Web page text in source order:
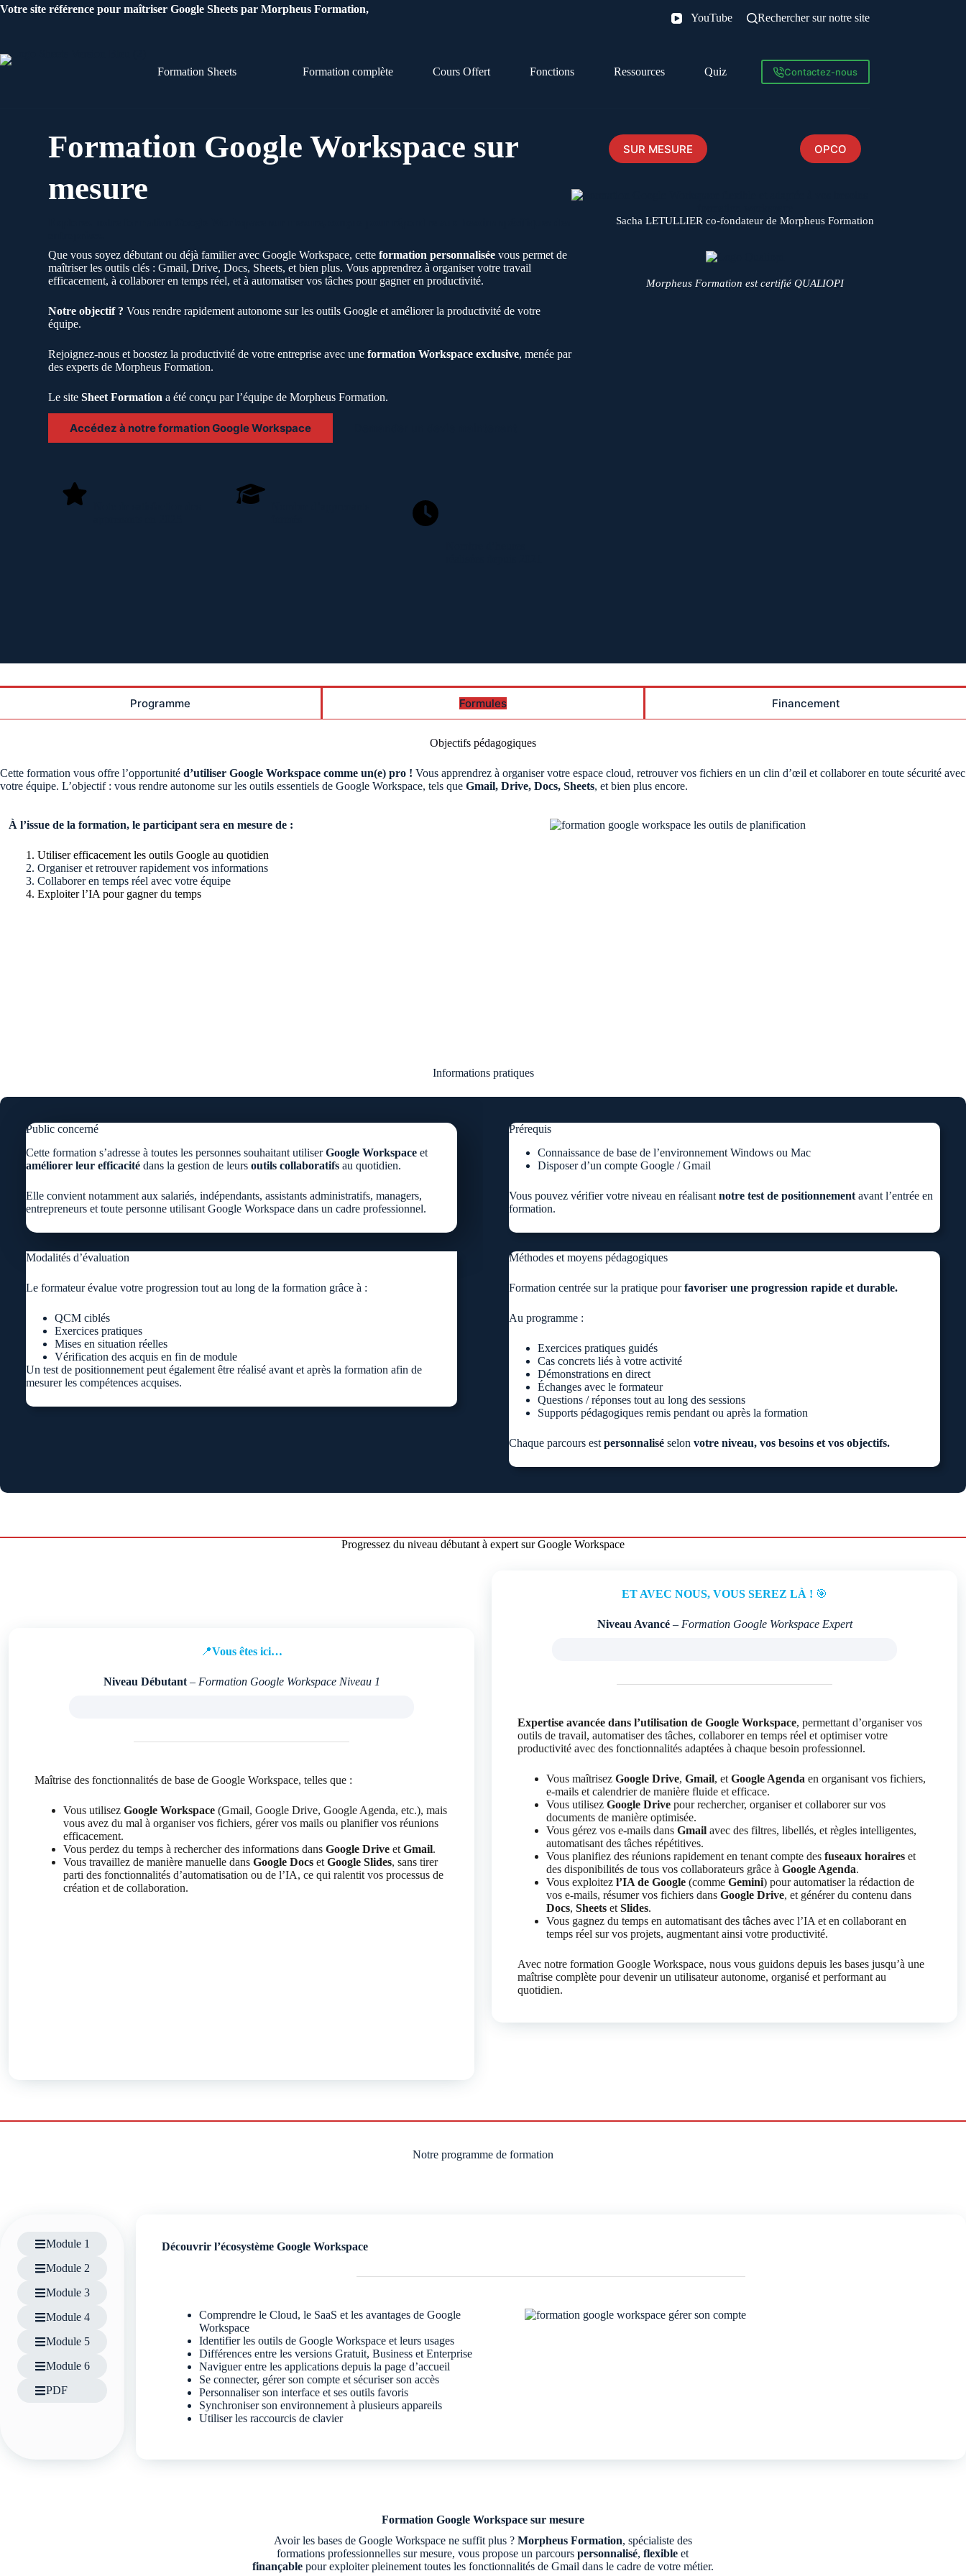
Passer
Votre site référence pour maîtriser Google Sheets par Morpheus Formation,
YouTube Rechercher sur notre site
Formation Sheets Formation complète Cours Offert Fonctions Ressources Quiz Contactez-nous
Formation Google Workspace sur
mesure
Que vous soyez débutant ou déjà familier avec Google Workspace, cetteformation personnalisée vous permet de
maîtriser les outils clés : Gmail, Drive, Docs, Sheets, et bien plus. Vous apprendrez à organiser votre travail
efficacement, à collaborer en temps réel, et à automatiser vos tâches pour gagner en productivité.
Notre objectif ? Vous rendre rapidement autonome sur les outils Google et améliorer la productivité de votre
équipe.
Rejoignez-nous et boostez la productivité de votre entreprise avec uneformation Workspace exclusive, menée par
des experts de Morpheus Formation.
Le siteSheet Formation a été conçu par l’équipe de Morpheus Formation.
Accédez à notre formation Google Workspace
SUR MESURE OPCO
Sacha LETULLIER co-fondateur de Morpheus Formation
Morpheus Formation est certifié QUALIOPI
Programme Formules Financement
Objectifs pédagogiques
Cette formation vous offre l’opportunité d’utiliser Google Workspace comme un(e) pro ! Vous apprendrez à organiser votre espace cloud, retrouver vos fichiers en un clin d’œil et collaborer en toute sécurité avec
votre équipe. L’objectif : vous rendre autonome sur les outils essentiels de Google Workspace, tels que Gmail, Drive, Docs, Sheets, et bien plus encore.
À l’issue de la formation, le participant sera en mesure de :
Utiliser efficacement les outils Google au quotidien
Organiser et retrouver rapidement vos informations
Collaborer en temps réel avec votre équipe
Exploiter l’IA pour gagner du temps
Informations pratiques
Public concerné
Cette formation s’adresse à toutes les personnes souhaitant utiliserGoogle Workspace et
améliorer leur efficacité dans la gestion de leurs outils collaboratifs au quotidien.
Elle convient notamment aux salariés, indépendants, assistants administratifs, managers,
entrepreneurs et toute personne utilisant Google Workspace dans un cadre professionnel.
Modalités d’évaluation
Le formateur évalue votre progression tout au long de la formation grâce à :
QCM ciblés
Exercices pratiques
Mises en situation réelles
Vérification des acquis en fin de module
Un test de positionnement peut également être réalisé avant et après la formation afin de
mesurer les compétences acquises.
Prérequis
Connaissance de base de l’environnement Windows ou Mac
Disposer d’un compte Google / Gmail
Vous pouvez vérifier votre niveau en réalisant notre test de positionnement avant l’entrée en
formation.
Méthodes et moyens pédagogiques
Formation centrée sur la pratique pourfavoriser une progression rapide et durable.
Au programme :
Exercices pratiques guidés
Cas concrets liés à votre activité
Démonstrations en direct
Échanges avec le formateur
Questions / réponses tout au long des sessions
Supports pédagogiques remis pendant ou après la formation
Chaque parcours est personnalisé selon votre niveau, vos besoins et vos objectifs.
Progressez du niveau débutant à expert sur Google Workspace
📍Vous êtes ici…
Niveau Débutant– Formation Google Workspace Niveau 1
Maîtrise des fonctionnalités de base de Google Workspace, telles que :
Vous utilisez Google Workspace (Gmail, Google Drive, Google Agenda, etc.), mais
vous avez du mal à organiser vos fichiers, gérer vos mails ou planifier vos réunions
efficacement.
Vous perdez du temps à rechercher des informations dans Google Drive et Gmail.
Vous travaillez de manière manuelle dans Google Docs et Google Slides, sans tirer
parti des fonctionnalités d’automatisation ou de l’IA, ce qui ralentit vos processus de
création et de collaboration.
ET AVEC NOUS, VOUS SEREZ LÀ ! 🎯
Niveau Avancé– Formation Google Workspace Expert
Expertise avancée dans l’utilisation de Google Workspace, permettant d’organiser vos
outils de travail, automatiser des tâches, collaborer en temps réel et optimiser votre
productivité avec des fonctionnalités adaptées à chaque besoin professionnel.
Vous maîtrisez Google Drive, Gmail, et Google Agenda en organisant vos fichiers,
e-mails et calendrier de manière fluide et efficace.
Vous utilisez Google Drive pour rechercher, organiser et collaborer sur vos
documents de manière optimisée.
Vous gérez vos e-mails dans Gmail avec des filtres, libellés, et règles intelligentes,
automatisant des tâches répétitives.
Vous planifiez des réunions rapidement en tenant compte des fuseaux horaires et
des disponibilités de tous vos collaborateurs grâce à Google Agenda.
Vous exploitez l’IA de Google (comme Gemini) pour automatiser la rédaction de
vos e-mails, résumer vos fichiers dans Google Drive, et générer du contenu dans
Docs, Sheets et Slides.
Vous gagnez du temps en automatisant des tâches avec l’IA et en collaborant en
temps réel sur vos projets, augmentant ainsi votre productivité.
Avec notre formation Google Workspace, nous vous guidons depuis les bases jusqu’à une
maîtrise complète pour devenir un utilisateur autonome, organisé et performant au
quotidien.
Notre programme de formation
Module 1
Module 2
Module 3
Module 4
Module 5
Module 6
PDF
Découvrir l’écosystème Google Workspace
Comprendre le Cloud, le SaaS et les avantages de Google
Workspace
Identifier les outils de Google Workspace et leurs usages
Différences entre les versions Gratuit, Business et Enterprise
Naviguer entre les applications depuis la page d’accueil
Se connecter, gérer son compte et sécuriser son accès
Personnaliser son interface et ses outils favoris
Synchroniser son environnement à plusieurs appareils
Utiliser les raccourcis de clavier
Formation Google Workspace sur mesure
Avoir les bases de Google Workspace ne suffit plus ? Morpheus Formation, spécialiste des
formations professionnelles sur mesure, vous propose un parcourspersonnalisé,flexible et
finançablepour exploiter pleinement toutes les fonctionnalités de Gmail dans le cadre de votre métier.